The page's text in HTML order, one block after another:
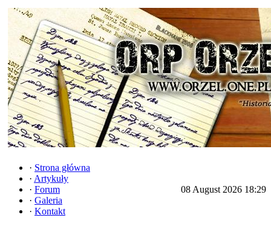
· Strona główna
· Artykuły
· Forum
· Galeria
· Kontakt
08 August 2026 18:29